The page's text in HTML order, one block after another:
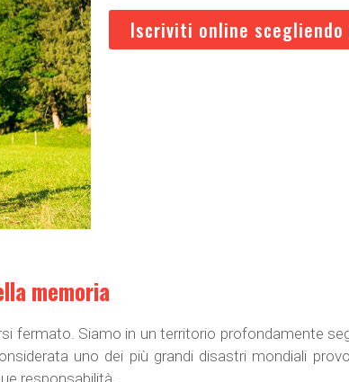
Iscriviti online
memoria
fermato. Siamo in un territorio profondamente
uno dei più grandi disastri mondiali